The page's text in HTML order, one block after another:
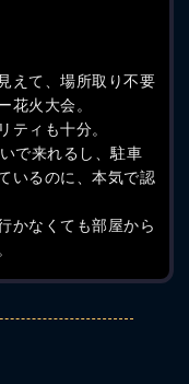
えて、場所取り不要
花火大会。
ティも十分。
で来れるし、駐車
いるのに、本気で認
かなくても部屋から